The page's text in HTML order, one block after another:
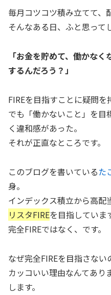
毎月コツコツ積み立てて、
そんなある日、ふと思って
「お金を貯めて、働かな
するんだろう？」
FIREを目指すことに疑問を
でも「働かないこと」を目
く違和感があった。
それが正直なところです。
このブログを書いているた
身。
インデックス積立から高配
リスタFIREを目指していま
完全FIREではなく、です。
なぜ完全FIREを目指さない
カッコいい理由なんてあ
します。